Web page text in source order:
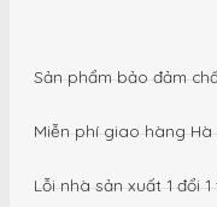
Sản phẩm bảo đảm
Miễn phí giao hàng Hà
Lỗi nhà sản xuất 1 đổi